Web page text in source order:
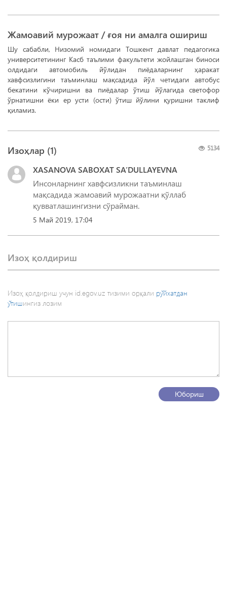
Жамоавий мурожаат / ғоя ни амалга ошириш
Шу сабабли, Низомий номидаги Тошкент давлат педагогика
университетининг Касб таълими факультети жойлашган биноси
олдидаги автомобиль йўлидан пиёдаларнинг ҳаракат
хавфсизлигини таъминлаш мақсадида йўл четидаги автобус
бекатини кўчиришни ва пиёдалар ўтиш йўлагида светофор
ўрнатишни ёки ер усти (ости) ўтиш йўлини қуришни таклиф
қиламиз.
5134
Изоҳлар (1)
XASANOVA SABOXAT SA’DULLAYEVNA
Инсонларнинг хавфсизликни таъминлаш
мақсадида жамоавий мурожаатни қўллаб
қувватлашингизни сўрайман.
5 Май 2019, 17:04
Изоҳ қолдириш
Изоҳ қолдириш учун id.egov.uz тизими орқали рўйхатдан
ўтишингиз лозим
Юбориш